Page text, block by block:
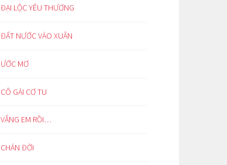
ĐẠI LỘC YÊU THƯƠNG
ĐẤT NƯỚC VÀO XUÂN
ƯỚC MƠ
CÔ GÁI CƠ TU
VẮNG EM RỒI…
CHÁN ĐỜI